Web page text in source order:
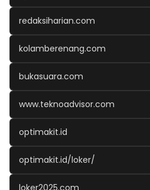
redaksiharian.com
kolamberenang.com
bukasuara.com
www.teknoadvisor.com
optimakit.id
optimakit.id/loker/